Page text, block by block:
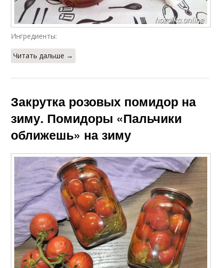
Ингредиенты:
Читать дальше →
Закрутка розовых помидор на
зиму. Помидоры «Пальчики
оближешь» на зиму